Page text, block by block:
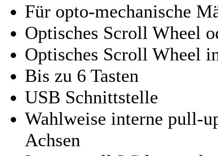
Für opto-mechanische
Optisches Scroll Wheel
Optisches Scroll Wheel
Bis zu 6 Tasten
USB Schnittstelle
Wahlweise interne pull-
Achsen